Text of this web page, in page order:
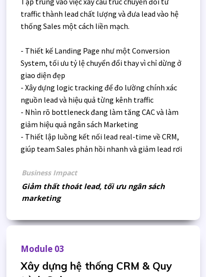
traffic thành lead chất lượng và đưa lead vào hệ
thống Sales một cách liền mạch.
- Thiết kế Landing Page như một Conversion
System, tối ưu tỷ lệ chuyển đổi thay vì chỉ dừng ở
giao diện đẹp
- Xây dựng logic tracking để đo lường chính xác
nguồn lead và hiệu quả từng kênh traffic
- Nhìn rõ bottleneck đang làm tăng CAC và làm
giảm hiệu quả ngân sách Marketing
- Thiết lập luồng kết nối lead real-time về CRM,
giúp team Sales phản hồi nhanh và giảm lead rơi
Giảm thất thoát lead, tối ưu ngân sách
marketing
Business Impact
Xây dựng hệ thống CRM & Quy
Module 03